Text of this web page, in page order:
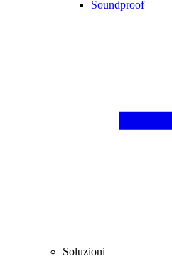
Soundproof
Soluzioni